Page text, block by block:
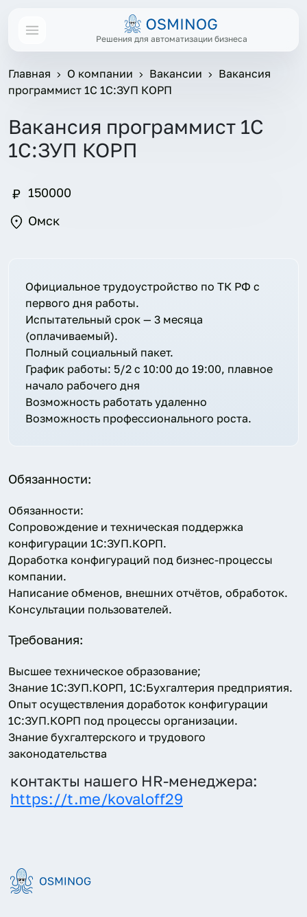
Решения для автоматизации бизнеса
Главная О компании Вакансии
Вакансия
программист 1С 1С:ЗУП КОРП
Вакансия программист 1С
1С:ЗУП КОРП
150000
Омск
Официальное трудоустройство по ТК РФ с
первого дня работы.
Испытательный срок — 3 месяца
(оплачиваемый).
Полный социальный пакет.
График работы: 5/2 с 10:00 до 19:00, плавное
начало рабочего дня
Возможность работать удаленно
Возможность профессионального роста.
Обязанности:
Обязанности:
Сопровождение и техническая поддержка
конфигурации 1С:ЗУП.КОРП.
Доработка конфигураций под бизнес-процессы
компании.
Написание обменов, внешних отчётов, обработок.
Консультации пользователей.
Требования:
Высшее техническое образование;
Знание 1С:ЗУП.КОРП, 1С:Бухгалтерия предприятия.
Опыт осуществления доработок конфигурации
1С:ЗУП.КОРП под процессы организации.
Знание бухгалтерского и трудового
законодательства
контакты нашего HR-менеджера:
https://t.me/kovaloff29